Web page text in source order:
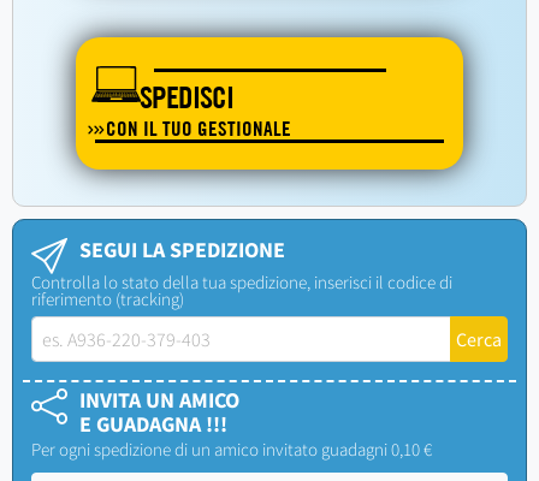
SPEDISCI
CON IL TUO GESTIONALE
SEGUI LA SPEDIZIONE
Controlla lo stato della tua spedizione, inserisci il codice di
riferimento (tracking)
INVITA UN AMICO
E GUADAGNA !!!
Per ogni spedizione di un amico invitato guadagni 0,10 €